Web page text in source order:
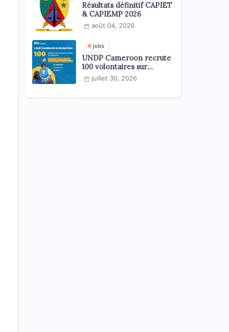
Résultats définitif CAPIET
& CAPIEMP 2026
août 04, 2026
jobs
UNDP Cameroon recrute
100 volontaires sur
l'échelle du territoire
national
juillet 30, 2026